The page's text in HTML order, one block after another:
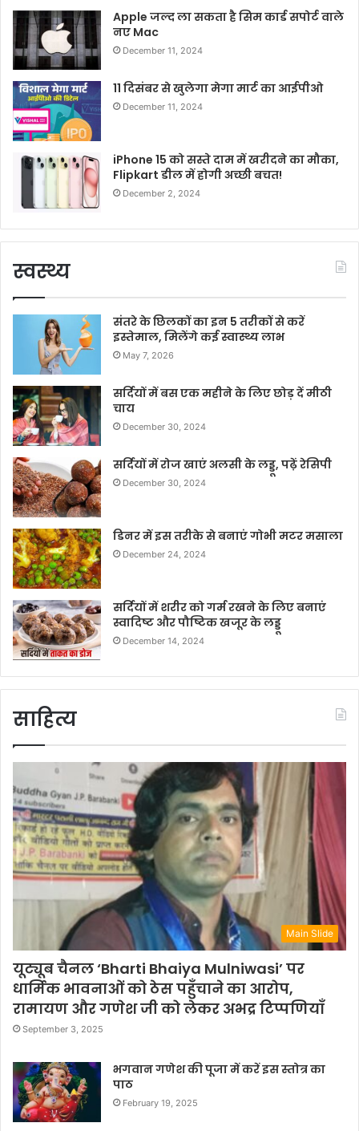
Apple जल्द ला सकता है सिम कार्ड सपोर्ट वाले
नए Mac
December 11, 2024
11 दिसंबर से खुलेगा मेगा मार्ट का आईपीओ
December 11, 2024
iPhone 15 को सस्ते दाम में खरीदने का मौका,
Flipkart डील में होगी अच्छी बचत!
December 2, 2024
स्वस्थ्य
संतरे के छिलकों का इन 5 तरीकों से करें
इस्तेमाल, मिलेंगे कई स्वास्थ्य लाभ
May 7, 2026
सर्दियों में बस एक महीने के लिए छोड़ दें मीठी
चाय
December 30, 2024
सर्दियों में रोज खाएं अलसी के लड्डू, पढ़ें रेसिपी
December 30, 2024
डिनर में इस तरीके से बनाएं गोभी मटर मसाला
December 24, 2024
सर्दियों में शरीर को गर्म रखने के लिए बनाएं
स्वादिष्ट और पौष्टिक खजूर के लड्डू
December 14, 2024
साहित्य
Main Slide
यूट्यूब चैनल ‘Bharti Bhaiya Mulniwasi’ पर
धार्मिक भावनाओं को ठेस पहुँचाने का आरोप,
रामायण और गणेश जी को लेकर अभद्र टिप्पणियाँ
September 3, 2025
भगवान गणेश की पूजा में करें इस स्तोत्र का
पाठ
February 19, 2025